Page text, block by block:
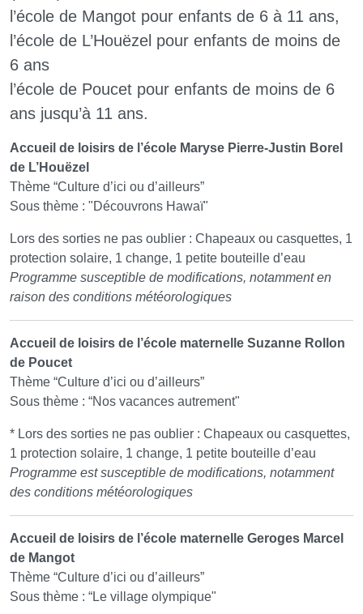
l’école de Mangot pour enfants de 6 à 11 ans,
l’école de L’Houëzel pour enfants de moins de
6 ans
l’école de Poucet pour enfants de moins de 6
ans jusqu’à 11 ans.
Accueil de loisirs de l’école Maryse Pierre-Justin Borel
de L’Houëzel
Thème “Culture d’ici ou d’ailleurs”
Sous thème : "Découvrons Hawaï"
Lors des sorties ne pas oublier : Chapeaux ou casquettes, 1
protection solaire, 1 change, 1 petite bouteille d’eau
Programme susceptible de modifications, notamment en
raison des conditions météorologiques
Accueil de loisirs de l’école maternelle Suzanne Rollon
de Poucet
Thème “Culture d’ici ou d’ailleurs”
Sous thème : “Nos vacances autrement"
* Lors des sorties ne pas oublier : Chapeaux ou casquettes,
1 protection solaire, 1 change, 1 petite bouteille d’eau
Programme est susceptible de modifications, notamment
des conditions météorologiques
Accueil de loisirs de l’école maternelle Geroges Marcel
de Mangot
Thème “Culture d’ici ou d’ailleurs”
Sous thème : “Le village olympique"